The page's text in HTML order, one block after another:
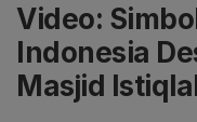
Video:
Indonesia
Masjid